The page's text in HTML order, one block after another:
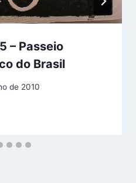
– Passeio
do Brasil
de 2010